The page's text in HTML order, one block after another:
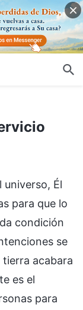
universo, Él
para que lo
condición
se
acabara
es el
para